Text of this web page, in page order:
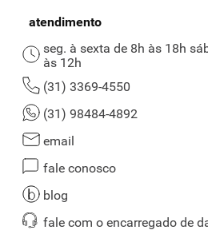
atendimento
seg. à sexta de 8h às 18h
às 12h
(31) 3369-4550
(31) 98484-4892
email
fale conosco
blog
fale com o encarregado de